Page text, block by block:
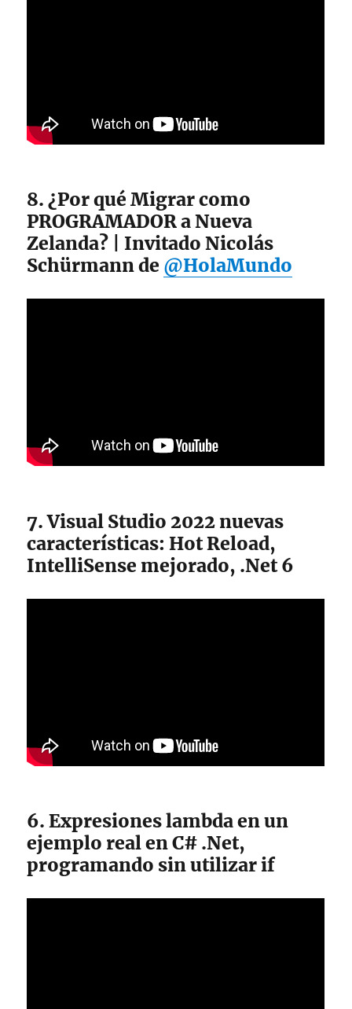
8. ¿Por qué Migrar como
PROGRAMADOR a Nueva
Zelanda? | Invitado Nicolás
Schürmann de @HolaMundo
7. Visual Studio 2022 nuevas
características: Hot Reload,
IntelliSense mejorado, .Net 6
6. Expresiones lambda en un
ejemplo real en C# .Net,
programando sin utilizar if